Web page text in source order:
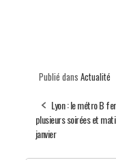
Publié dans Actualité
Lyon : le métro B
plusieurs soirées et
janvier